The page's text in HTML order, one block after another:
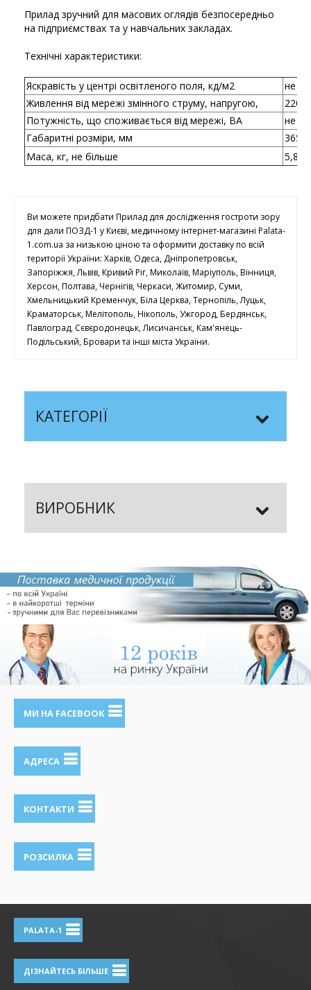
Прилад зручний для масових оглядів безпосередньо
на підприємствах та у навчальних закладах.
Технічні характеристики:
Яскравість у центрі освітленого поля, кд/м2
не
Живлення від мережі змінного струму, напругою,
Потужність, що споживається від мережі, ВА
не
Габаритні розміри, мм
Маса, кг, не більше
5,8
Ви можете придбати Прилад для дослідження гостроти зору
для дали ПОЗД-1 у Києві, медичному інтернет-магазині Palata-
1.com.ua за низькою ціною та оформити доставку по всій
території України: Харків, Одеса, Дніпропетровськ,
Запоріжжя, Львів, Кривий Ріг, Миколаїв, Маріуполь, Вінниця,
Херсон, Полтава, Чернігів, Черкаси, Житомир, Суми,
Хмельницький Кременчук, Біла Церква, Тернопіль, Луцьк,
Краматорськ, Мелітополь, Нікополь, Ужгород, Бердянськ,
Павлоград, Сєвєродонецьк, Лисичанськ, Кам'янець-
Подільський, Бровари та інші міста України.
КАТЕГОРІЇ
ВИРОБНИК
МИ НА FACEBOOK
АДРЕСА
КОНТАКТИ
РОЗСИЛКА
PALATA-1
ДІЗНАЙТЕСЬ БІЛЬШЕ